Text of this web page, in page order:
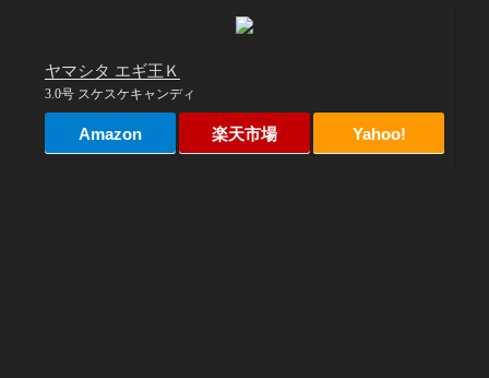
ヤマシタ エギ王Ｋ
3.0号 スケスケキャンディ
Amazon 楽天市場 Yahoo!